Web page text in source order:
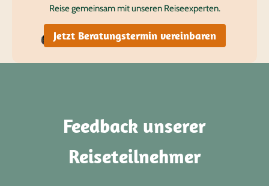
Reise gemeinsam mit unseren Reiseexperten.
Jetzt Beratungstermin vereinbaren
Feedback unserer
Reiseteilnehmer